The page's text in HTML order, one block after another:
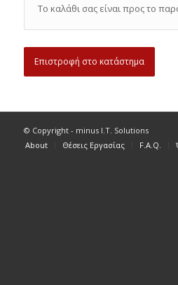
Το καλάθι σας είναι προς το
Επιστροφή στο κατάστημα
© Copyright - minus I.T. Solutions
About
Θέσεις Εργασίας F.A.Q.